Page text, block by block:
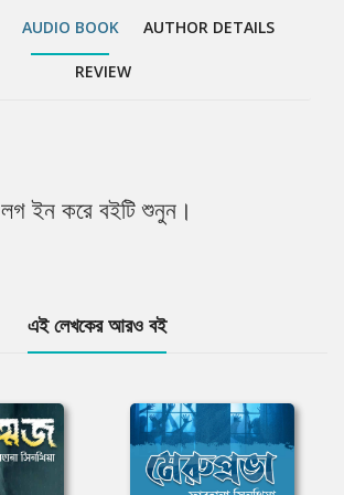
AUDIO BOOK AUTHOR DETAILS
REVIEW
লগ ইন করে বইটি শুনুন।
এই লেখকের আরও বই